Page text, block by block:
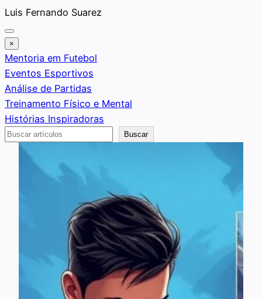
Saltar
al
contenido
Luis Fernando Suarez
×
Mentoria em Futebol
Eventos Esportivos
Análise de Partidas
Treinamento Físico e Mental
Histórias Inspiradoras
Buscar
Buscar